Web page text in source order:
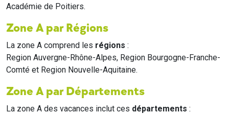
Académie de Poitiers.
Zone A par Régions
La zone A comprend les régions :
Region Auvergne-Rhône-Alpes, Region Bourgogne-Franche-
Comté et Region Nouvelle-Aquitaine.
Zone A par Départements
La zone A des vacances inclut ces départements :